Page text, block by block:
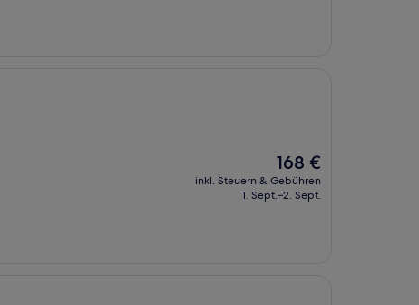
Der
Preis
beträgt
168 €
inkl. Steuern & Gebühren
1. Sept.–2. Sept.